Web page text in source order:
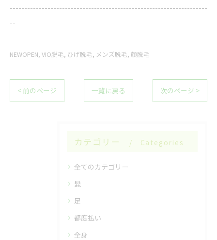
--------------------------------------------------------------------
--
NEWOPEN VIO脱毛 ひげ脱毛 メンズ脱毛 顔脱毛
< 前のページ 一覧に戻る 次のページ >
カテゴリー Categories
全てのカテゴリー
髭
足
都度払い
全身